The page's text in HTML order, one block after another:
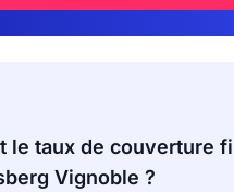
le taux de couverture
Vignoble ?